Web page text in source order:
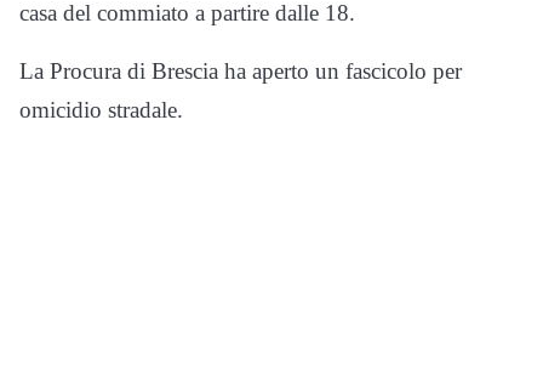
casa del commiato a partire dalle 18.
La Procura di Brescia ha aperto un fascicolo per
omicidio stradale.